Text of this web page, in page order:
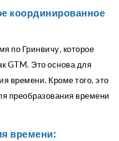
координированное
по Гринвичу, которое
GTM. Это основа для
времени. Кроме того, это
преобразования времени
времени: